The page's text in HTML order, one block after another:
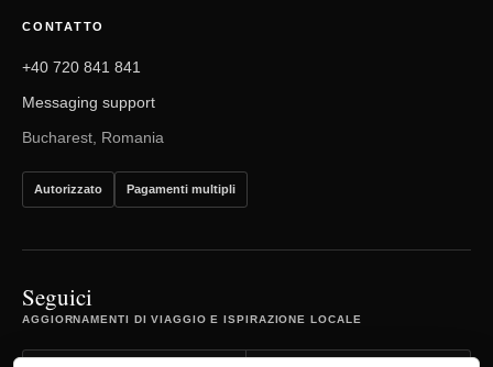
CONTATTO
+40 720 841 841
Messaging support
Bucharest, Romania
Autorizzato Pagamenti multipli
Seguici
AGGIORNAMENTI DI VIAGGIO E ISPIRAZIONE LOCALE